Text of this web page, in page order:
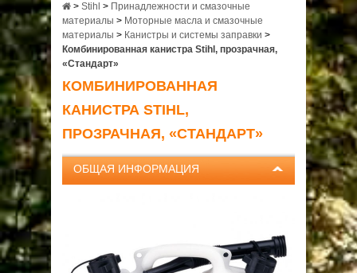
STIHL
VIKING
OCHSENKOPF
ПРИНАДЛЕЖНОСТИ
О КОМПАНИИ
> Stihl > Принадлежности и смазочные
материалы > Моторные масла и смазочные
материалы > Канистры и системы заправки >
Комбинированная канистра Stihl, прозрачная,
«Стандарт»
КОМБИНИРОВАННАЯ
КАНИСТРА STIHL,
ПРОЗРАЧНАЯ, «СТАНДАРТ»
ОБЩАЯ ИНФОРМАЦИЯ